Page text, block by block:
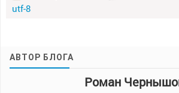
utf-8
АВТОР БЛОГА
Роман